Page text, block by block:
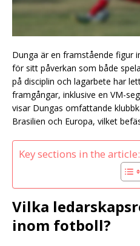
Dunga är en framstående figur
för sitt påverkan som både
på disciplin och lagarbete har
framgångar, inklusive en VM-
visar Dungas omfattande
Brasilien och Europa, vilket
Key sections in the article:
Vilka
inom fotboll?